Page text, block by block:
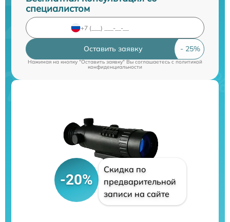
специалистом
Оставить заявку
Нажимая на кнопку "Оставить заявку" Вы соглашаетесь cполитикой
конфиденциальности
-20%
Скидка по
предварительной
записи на сайте